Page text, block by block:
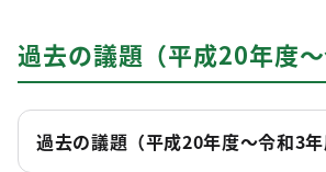
過去の議題（平成20年度～
過去の議題（平成20年度～令和3年